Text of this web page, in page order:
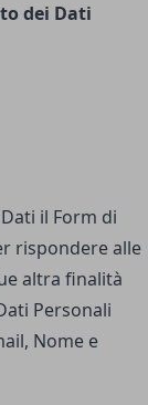
dei Dati
il Form di
rispondere alle
altra finalità
Personali
Nome e